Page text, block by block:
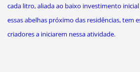
cada litro, aliada ao baixo investimento
essas abelhas próximo das residências, tem
criadores a iniciarem nessa atividade.